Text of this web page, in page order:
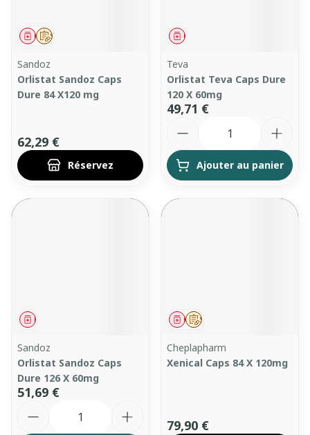
Sur prescription
Médicament
Sandoz
Orlistat Sandoz Caps
Dure 84 X120 mg
62,29 €
Réservez
Médicament
Teva
Orlistat Teva Caps Dure
120 X 60mg
49,71 €
Ajouter au panier
Médicament
Sandoz
Orlistat Sandoz Caps
Dure 126 X 60mg
51,69 €
Sur prescription
Médicament
Cheplapharm
Xenical Caps 84 X 120mg
79,90 €